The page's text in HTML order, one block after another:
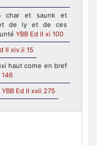
char et saunk et
de ly et de ces
YBB Ed II xi 100
II xiv.ii 15
haut come en bref
146
YBB Ed II xxii 275